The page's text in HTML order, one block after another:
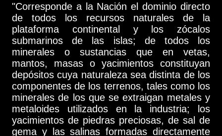
"Corresponde a la Nación el dominio directo
de todos los recursos naturales de la
plataforma continental y los zócalos
submarinos de las islas; de todos los
minerales o sustancias que en vetas,
mantos, masas o yacimientos constituyan
depósitos cuya naturaleza sea distinta de los
componentes de los terrenos, tales como los
minerales de los que se extraigan metales y
metaloides utilizados en la industria; los
yacimientos de piedras preciosas, de sal de
gema y las salinas formadas directamente